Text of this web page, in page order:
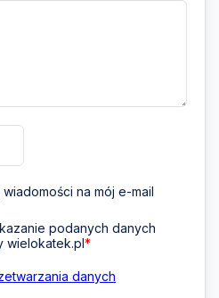
na mój e-mail
podanych danych
wielokatek.pl*
danych